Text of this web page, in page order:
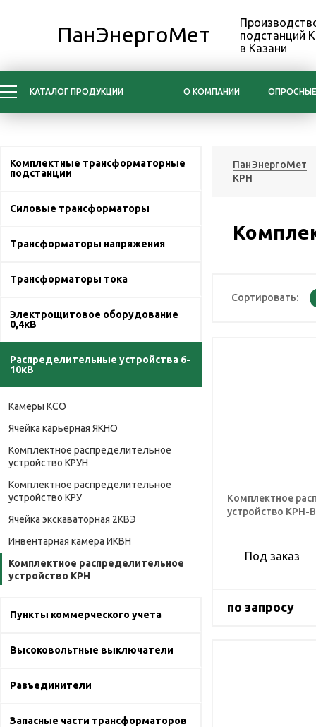
ПанЭнергоМет
подстанций
в Казани
КАТАЛОГ ПРОДУКЦИИ О КОМПАНИИ
Комплектные трансформаторные
подстанции
Силовые трансформаторы
Трансформаторы напряжения
Трансформаторы тока
Электрощитовое оборудование
0,4кВ
Распределительные устройства 6-
10кВ
Камеры КСО
Ячейка карьерная ЯКНО
Комплектное распределительное
устройство КРУН
Комплектное распределительное
устройство КРУ
Ячейка экскаваторная 2КВЭ
Инвентарная камера ИКВН
Комплектное распределительное
устройство КРН
Пункты коммерческого учета
Высоковольтные выключатели
Разъединители
Запасные части трансформаторов
ПанЭнергоМет
КРН
Сортировать:
Комплектное
устройство КРН-
Под заказ
по запросу